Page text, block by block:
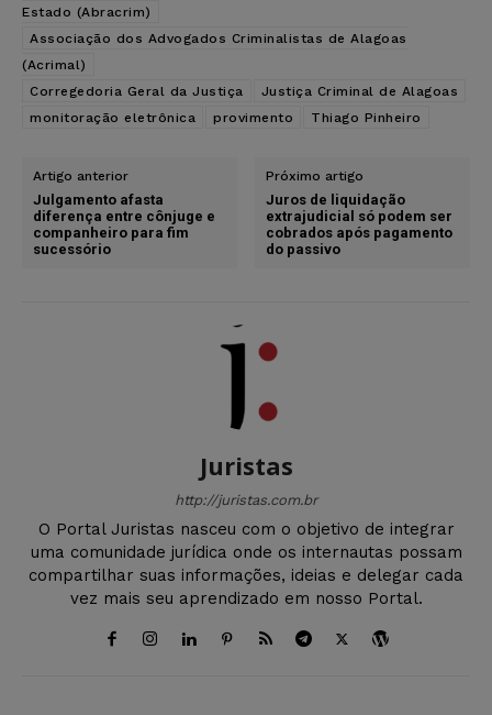
Estado (Abracrim)
Associação dos Advogados Criminalistas de Alagoas
(Acrimal)
Corregedoria Geral da Justiça
Justiça Criminal de Alagoas
monitoração eletrônica
provimento Thiago Pinheiro
Artigo anterior
Julgamento afasta
diferença entre cônjuge e
companheiro para fim
sucessório
Próximo artigo
Juros de liquidação
extrajudicial só podem ser
cobrados após pagamento
do passivo
Juristas
http://juristas.com.br
O Portal Juristas nasceu com o objetivo de integrar
uma comunidade jurídica onde os internautas possam
compartilhar suas informações, ideias e delegar cada
vez mais seu aprendizado em nosso Portal.